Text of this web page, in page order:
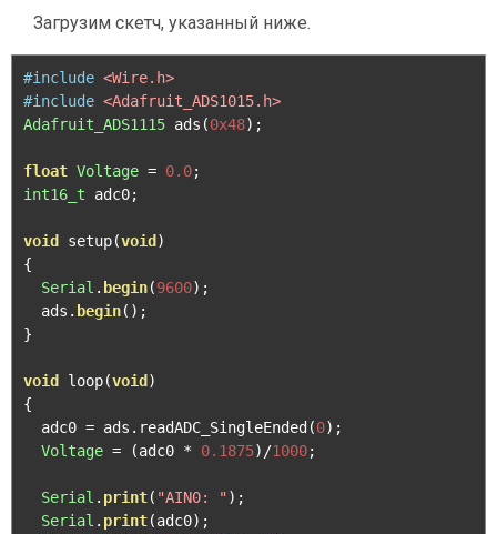
Загрузим скетч, указанный ниже.
#include <Wire.h>
#include <Adafruit_ADS1015.h>
Adafruit_ADS1115 ads (0x48);
float Voltage = 0.0;
int16_t adc0;
void setup(void )
{
Serial . begin(9600);
  ads
. begin();
}
void loop(void )
{
  adc0
= ads . readADC_SingleEnded (0);
Voltage = (adc0 * 0.1875)/1000;
Serial . print( "AIN0: ");
Serial . print(adc0);